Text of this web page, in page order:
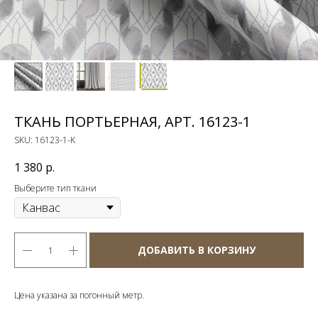
ТКАНЬ ПОРТЬЕРНАЯ, АРТ. 16123-1
SKU: 16123-1-K
1 380 р.
Выберите тип ткани
ДОБАВИТЬ В КОРЗИНУ
Цена указана за погонный метр.